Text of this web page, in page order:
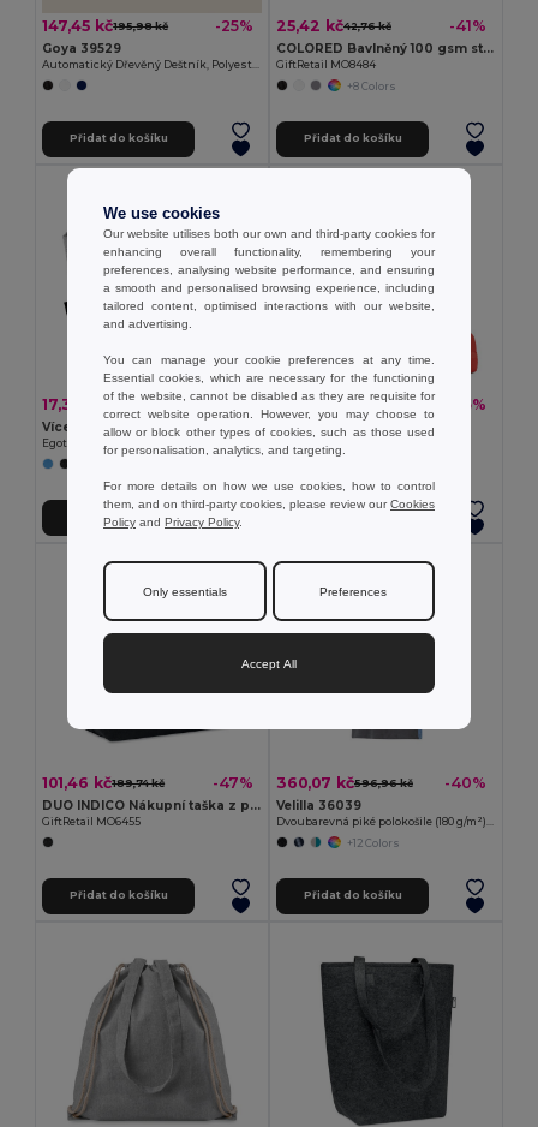
147,45 kč195,98 kč -25%
Goya 39529
Přidat do košíku
25,42 kč42,76 kč -41%
COLORED Bavlněný 100 gsm stahovací vak
GiftRetail MO8484
+8 Colors
Přidat do košíku
17,33 kč -41%
Víceúčelová taška vyrobená z recyklované plsti (100% rPET)
Egotier 92381
Přidat do košíku
69,10 kč124,80 kč -45%
Batoh z materiálu 600D
101,46 kč189,74 kč -47%
DUO INDICO Nákupní taška z plsti RPET
GiftRetail MO6455
Přidat do košíku
360,07 kč596,96 kč -40%
Velilla 36039
+12 Colors
Přidat do košíku
We use cookies
Our website utilises both our own and third-party cookies for
enhancing overall functionality, remembering your
preferences, analysing website performance, and ensuring
a smooth and personalised browsing experience, including
tailored content, optimised interactions with our website,
and advertising.
You can manage your cookie preferences at any time.
Essential cookies, which are necessary for the functioning
of the website, cannot be disabled as they are requisite for
correct website operation. However, you may choose to
allow or block other types of cookies, such as those used
for personalisation, analytics, and targeting.
For more details on how we use cookies, how to control
them, and on third-party cookies, please review ourCookies
Policy and Privacy Policy.
Only essentials Preferences
Accept All